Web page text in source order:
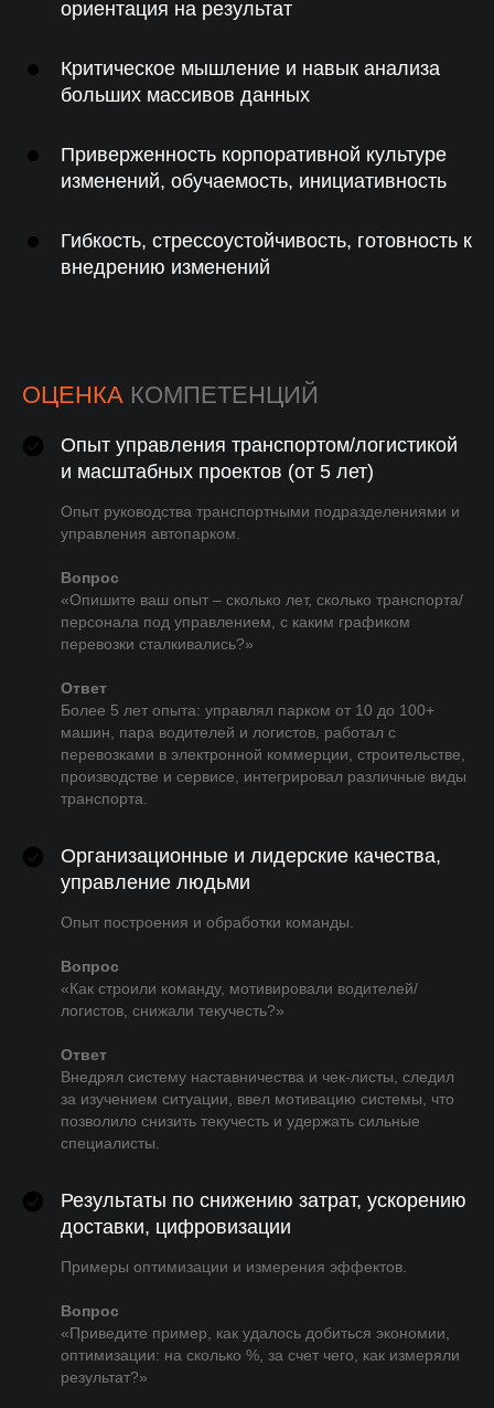
ориентация на результат
Критическое мышление и навык анализа
больших массивов данных
Приверженность корпоративной культуре
изменений, обучаемость, инициативность
Гибкость, стрессоустойчивость, готовность к
внедрению изменений
ОЦЕНКА КОМПЕТЕНЦИЙ
Опыт управления транспортом/логистикой
и масштабных проектов (от 5 лет)
Опыт руководства транспортными подразделениями и
управления автопарком.
Вопрос
«Опишите ваш опыт – сколько лет, сколько транспорта/
персонала под управлением, с каким графиком
перевозки сталкивались?»
Ответ
Более 5 лет опыта: управлял парком от 10 до 100+
машин, пара водителей и логистов, работал с
перевозками в электронной коммерции, строительстве,
производстве и сервисе, интегрировал различные виды
транспорта.
Организационные и лидерские качества,
управление людьми
Опыт построения и обработки команды.
Вопрос
«Как строили команду, мотивировали водителей/
логистов, снижали текучесть?»
Ответ
Внедрял систему наставничества и чек-листы, следил
за изучением ситуации, ввел мотивацию системы, что
позволило снизить текучесть и удержать сильные
специалисты.
Результаты по снижению затрат, ускорению
доставки, цифровизации
Примеры оптимизации и измерения эффектов.
Вопрос
«Приведите пример, как удалось добиться экономии,
оптимизации: на сколько %, за счет чего, как измеряли
результат?»